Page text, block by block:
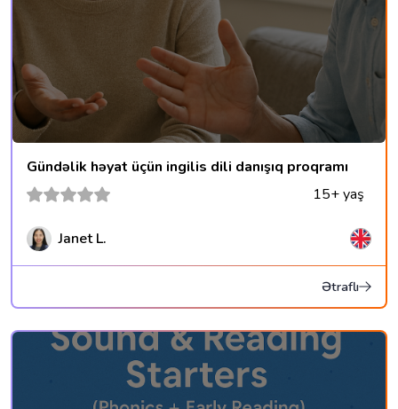
Gündəlik həyat üçün ingilis dili danışıq proqramı
15+ yaş
Janet L.
Ətraflı